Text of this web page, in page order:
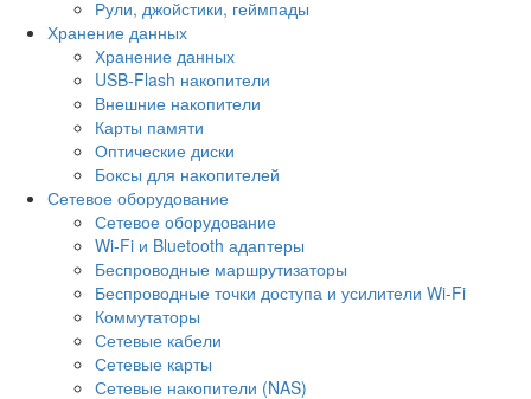
Рули, джойстики, геймпады
Хранение данных
Хранение данных
USB-Flash накопители
Внешние накопители
Карты памяти
Оптические диски
Боксы для накопителей
Сетевое оборудование
Сетевое оборудование
Wi-Fi и Bluetooth адаптеры
Беспроводные маршрутизаторы
Беспроводные точки доступа и усилители Wi-Fi
Коммутаторы
Сетевые кабели
Сетевые карты
Сетевые накопители (NAS)